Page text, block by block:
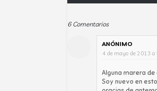
6 Comentarios
ANÓNIMO
4 de mayo de 2013 a
Alguna marera
Soy nuevo en